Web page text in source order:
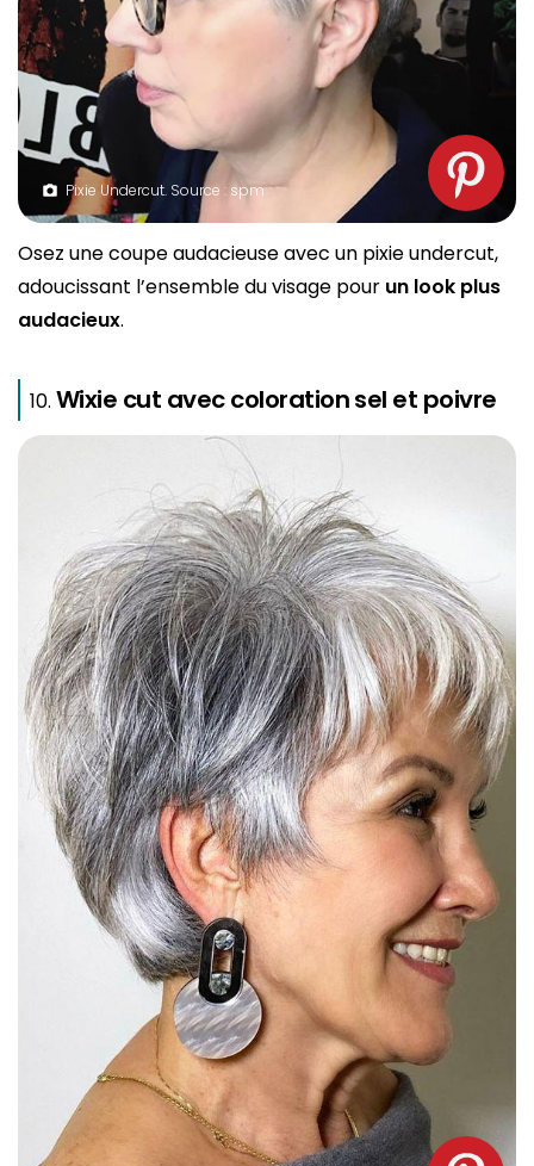
Pixie Undercut. Source : spm
Osez une coupe audacieuse avec un pixie undercut,
adoucissant l’ensemble du visage pour un look plus
audacieux.
Wixie cut avec coloration sel et poivre